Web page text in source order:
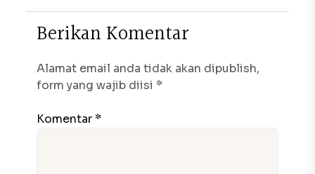
Berikan Komentar
Alamat email anda tidak akan dipublish,
form yang wajib diisi *
Komentar *